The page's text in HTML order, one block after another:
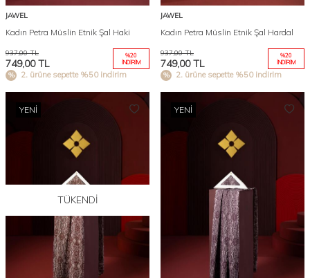
JAWEL
Kadın Petra Müslin Etnik Şal Haki
937,00TL
749,00TL
%20
İNDIRIM
2. ürüne sepette %50 indirim
JAWEL
Kadın Petra Müslin Etnik Şal Hardal
937,00TL
749,00TL
%20
İNDIRIM
2. ürüne sepette %50 indirim
YENI
TÜKENDI
YENI